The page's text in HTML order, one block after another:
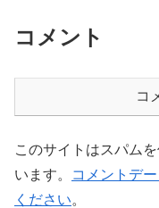
コメント
コ
このサイトはスパム
います。
コメントデ
ください。